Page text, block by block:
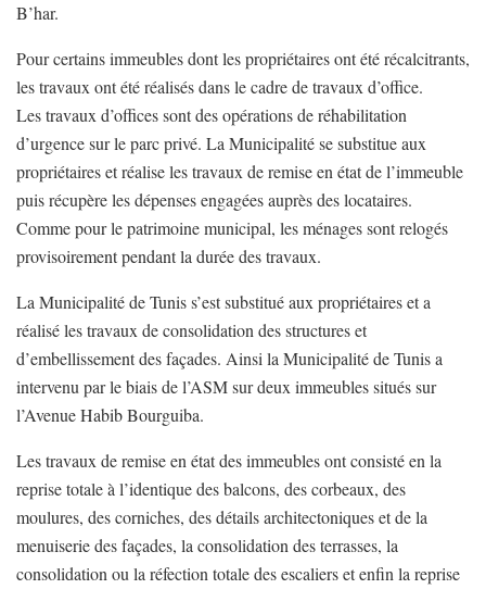
B’har.
Pour certains immeubles dont les propriétaires ont été récalcitrants,
les travaux ont été réalisés dans le cadre de travaux d’office.
Les travaux d’offices sont des opérations de réhabilitation
d’urgence sur le parc privé. La Municipalité se substitue aux
propriétaires et réalise les travaux de remise en état de l’immeuble
puis récupère les dépenses engagées auprès des locataires.
Comme pour le patrimoine municipal, les ménages sont relogés
provisoirement pendant la durée des travaux.
La Municipalité de Tunis s’est substitué aux propriétaires et a
réalisé les travaux de consolidation des structures et
d’embellissement des façades. Ainsi la Municipalité de Tunis a
intervenu par le biais de l’ASM sur deux immeubles situés sur
l’Avenue Habib Bourguiba.
Les travaux de remise en état des immeubles ont consisté en la
reprise totale à l’identique des balcons, des corbeaux, des
moulures, des corniches, des détails architectoniques et de la
menuiserie des façades, la consolidation des terrasses, la
consolidation ou la réfection totale des escaliers et enfin la reprise